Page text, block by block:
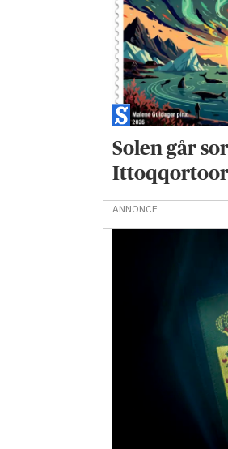
Solen går
ANNONCE